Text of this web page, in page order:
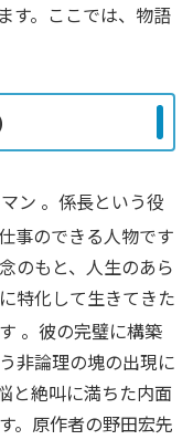
す。ここでは、物語
ン 。係長という役
事のできる人物です
のもと、人生のあら
特化して生きてきた
。彼の完璧に構築
非論理の塊の出現に
と絶叫に満ちた内面
。原作者の野田宏先